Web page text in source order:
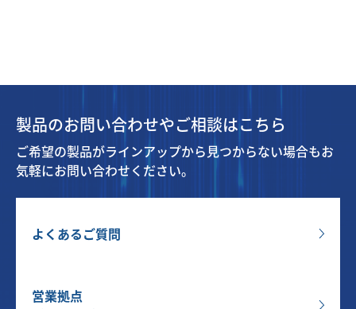
製品のお問い合わせやご相談はこちら
ご希望の製品がラインアップから見つからない場合もお
気軽にお問い合わせください。
よくあるご質問
営業拠点